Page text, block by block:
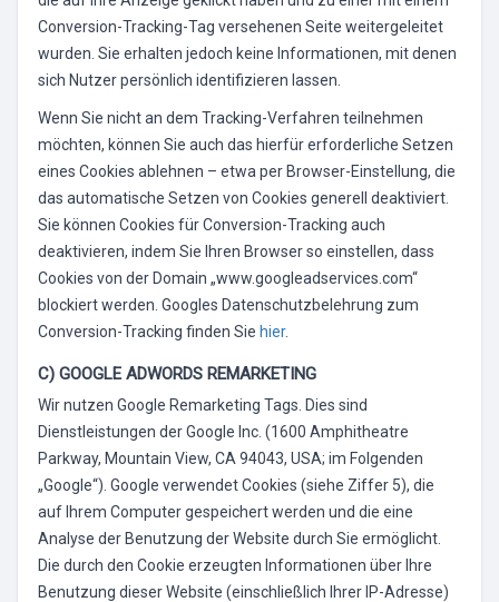
Conversion-Tracking-Tag versehenen Seite weitergeleitet
wurden. Sie erhalten jedoch keine Informationen, mit denen
sich Nutzer persönlich identifizieren lassen.
Wenn Sie nicht an dem Tracking-Verfahren teilnehmen
möchten, können Sie auch das hierfür erforderliche Setzen
eines Cookies ablehnen – etwa per Browser-Einstellung, die
das automatische Setzen von Cookies generell deaktiviert.
Sie können Cookies für Conversion-Tracking auch
deaktivieren, indem Sie Ihren Browser so einstellen, dass
Cookies von der Domain „www.googleadservices.com“
blockiert werden. Googles Datenschutzbelehrung zum
Conversion-Tracking finden Sie hier.
C) GOOGLE ADWORDS REMARKETING
Wir nutzen Google Remarketing Tags. Dies sind
Dienstleistungen der Google Inc. (1600 Amphitheatre
Parkway, Mountain View, CA 94043, USA; im Folgenden
„Google“). Google verwendet Cookies (siehe Ziffer 5), die
auf Ihrem Computer gespeichert werden und die eine
Analyse der Benutzung der Website durch Sie ermöglicht.
Die durch den Cookie erzeugten Informationen über Ihre
Benutzung dieser Website (einschließlich Ihrer IP-Adresse)